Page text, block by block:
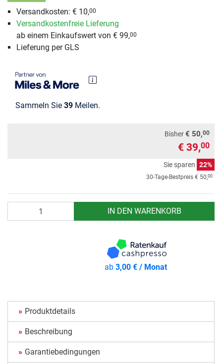
Versandkosten: € 10,00
Versandkostenfreie Lieferung
ab einem Einkaufswert von € 99,00
Lieferung per GLS
Sammeln Sie 39 Meilen.
Bisher€ 50,00
€ 39,00
Sie sparen 22%
30-Tage-Bestpreis € 50,00
IN DEN WARENKORB
ab3,00 € / Monat
Produktdetails
Beschreibung
Garantiebedingungen